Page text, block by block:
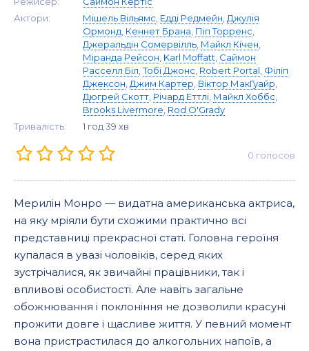
Актори:
Мішель Вільямс Едді Редмейн Джулія
Ормонд Кеннет Брана Піп Торренс
Джеральдін Сомервілль Майкл Кічен
Міранда Рейсон Karl Moffatt Саймон
Расселл Біл ,Тобі Джонс Robert Portal Філіп
Джексон Джим Картер Віктор МакГуайр
Дюгрей Скотт Річард Еттлі Майкл Хоббс
Brooks Livermore Rod O'Grady
Тривалість:
1 год 39 хв
0 голосов
Мерилін Монро — видатна американська актриса,
на яку мріяли бути схожими практично всі
представниці прекрасної статі. Головна героїня
купалася в увазі чоловіків, серед яких
зустрічалися, як звичайні працівники, так і
впливові особистості. Але навіть загальне
обожнювання і поклоніння не дозволили красуні
прожити довге і щасливе життя. У певний момент
вона пристрастилася до алкогольних напоїв, а